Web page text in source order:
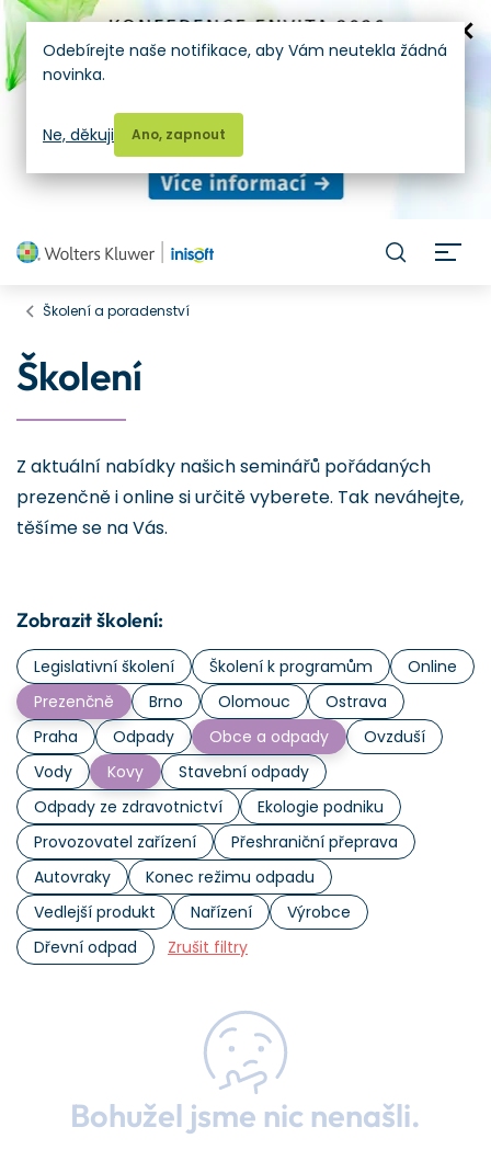
Školení a poradenství
Školení
Z aktuální nabídky našich seminářů pořádaných
prezenčně i online si určitě vyberete. Tak neváhejte,
těšíme se na Vás.
Zobrazit školení:
Legislativní školení Školení k programům
Online
Prezenčně
Brno Olomouc
Ostrava
Praha
Odpady Obce a odpady
Ovzduší
Vody
Kovy
Stavební odpady
Odpady ze zdravotnictví
Ekologie podniku
Provozovatel zařízení
Přeshraniční přeprava
Autovraky
Konec režimu odpadu
Vedlejší produkt
Nařízení
Výrobce
Dřevní odpad
Zrušit filtry
Bohužel jsme nic nenašli.
Odebírejte naše notifikace, aby Vám neutekla žádná
novinka.
Ano, zapnout
Ne, děkuji